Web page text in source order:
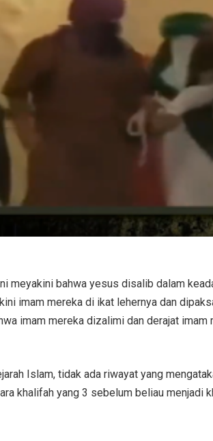
meyakini bahwa yesus disalib dalam
imam mereka di ikat lehernya dan
imam mereka dizalimi dan derajat imam
Islam, tidak ada riwayat yang
khalifah yang 3 sebelum beliau menjadi